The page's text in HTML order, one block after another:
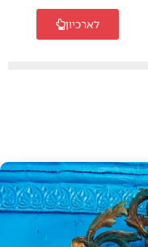
לארכיון